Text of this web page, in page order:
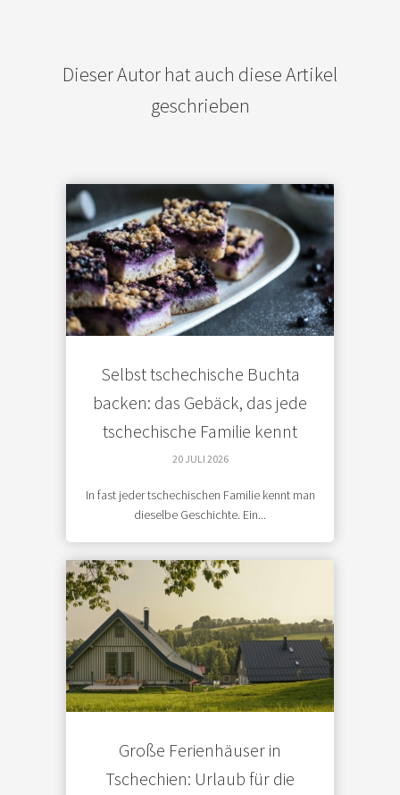
Dieser Autor hat auch diese Artikel
geschrieben
Selbst tschechische Buchta
backen: das Gebäck, das jede
tschechische Familie kennt
20 JULI 2026
In fast jeder tschechischen Familie kennt man
dieselbe Geschichte. Ein...
Große Ferienhäuser in
Tschechien: Urlaub für die